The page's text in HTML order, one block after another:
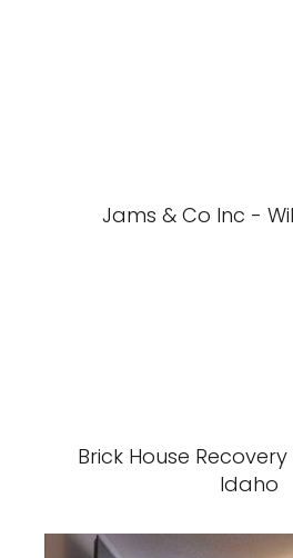
Jams & Co Inc -
Brick House
Idaho